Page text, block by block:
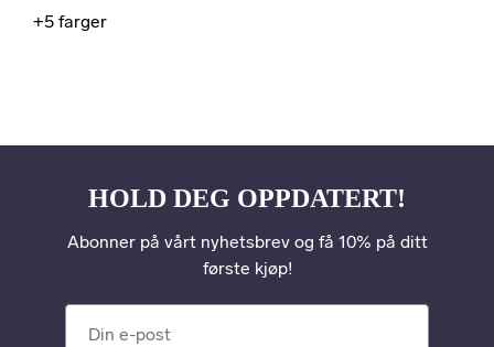
+5 farger
HOLD DEG OPPDATERT!
Abonner på vårt nyhetsbrev og få 10% på ditt
første kjøp!